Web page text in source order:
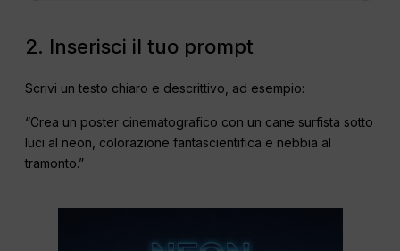
2. Inserisci il tuo prompt
Scrivi un testo chiaro e descrittivo, ad esempio:
“Crea un poster cinematografico con un cane surfista sotto
luci al neon, colorazione fantascientifica e nebbia al
tramonto.”